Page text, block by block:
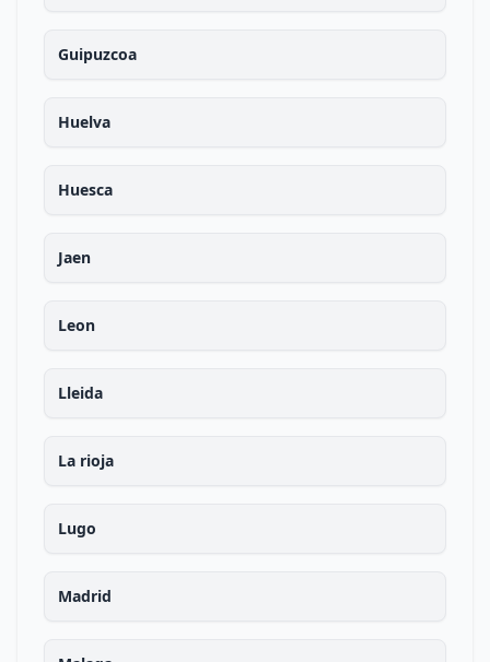
Guipuzcoa
Huelva
Huesca
Jaen
Leon
Lleida
La rioja
Lugo
Madrid